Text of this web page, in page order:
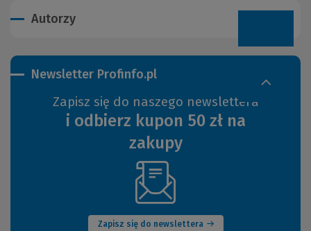
Autorzy
Newsletter Profinfo.pl
Zapisz się do naszego newslettera
i odbierz kupon 50 zł na
zakupy
Zapisz się do newslettera
(Nowe
okno)